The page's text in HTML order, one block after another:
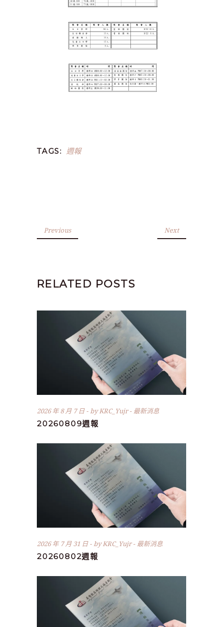
TAGS: 週報
Previous Next
RELATED POSTS
2026 年 8 月 7 日 byKRC_Yujr 最新消息
20260809週報
2026 年 7 月 31 日 byKRC_Yujr 最新消息
20260802週報